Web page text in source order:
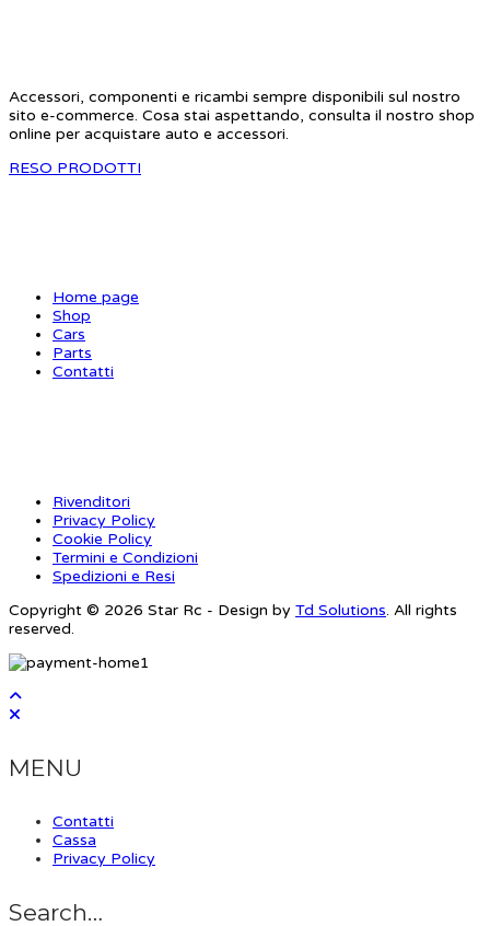
Accessori, componenti e ricambi sempre disponibili sul nostro
sito e-commerce. Cosa stai aspettando, consulta il nostro shop
online per acquistare auto e accessori.
RESO PRODOTTI
Home page
Shop
Cars
Parts
Contatti
Rivenditori
Privacy Policy
Cookie Policy
Termini e Condizioni
Spedizioni e Resi
Copyright © 2026 Star Rc - Design by Td Solutions. All rights
reserved.
MENU
Contatti
Cassa
Privacy Policy
Search…